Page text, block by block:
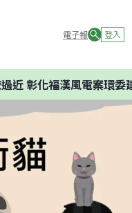
電子報 登入
風電案環委建議不應開發